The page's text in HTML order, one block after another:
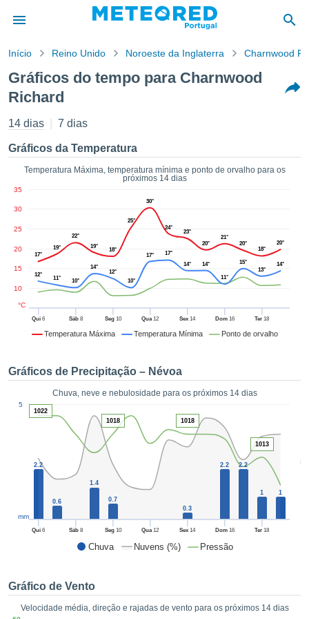
da
por
que as
a este
forma
digital
ou
permite-
a nossa
fornecer-
de alta
botão
todos os
ou
no
como
um perfil
CONFIGURAÇÕES
Início Reino Unido Noroeste da Inglaterra Charnwood
Gráficos do tempo para Charnwood
Richard
14 dias 7 dias
Gráficos da Temperatura
Temperatura Máxima, temperatura mínima e ponto de orvalho para os
próximos 14 dias
Temperatura Máxima Temperatura Mínima Ponto de orvalho
Qui 6 Sáb8 Seg10 Qua12 Sex 14 Dom16 Ter 18
10
15
20
25
30
35
°C
17°
19°
22°
19°
18°
25°
30°
24°
23°
20°
21°
20°
18°
20°
12°
11° 10°
14°
12°
10°
17°
17°
14°
14°
11°
15°
13°
14°
Gráficos de Precipitação – Névoa
Chuva, neve e nebulosidade para os próximos 14 dias
Chuva Nuvens (%) Pressão
50
Qui 6 Sáb8 Seg10 Qua12 Sex 14 Dom16 Ter 18
5
mm
2.2
0.6
1.4
0.7
0.3
2.2 2.2
1 1
1022
1018
1018
1013
Gráfico de Vento
Velocidade média, direção e rajadas de vento para os próximos 14 dias